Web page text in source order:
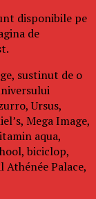
disponibile pe
de
sustinut de o
Ursus,
Mega Image,
aqua,
biciclop,
Palace,